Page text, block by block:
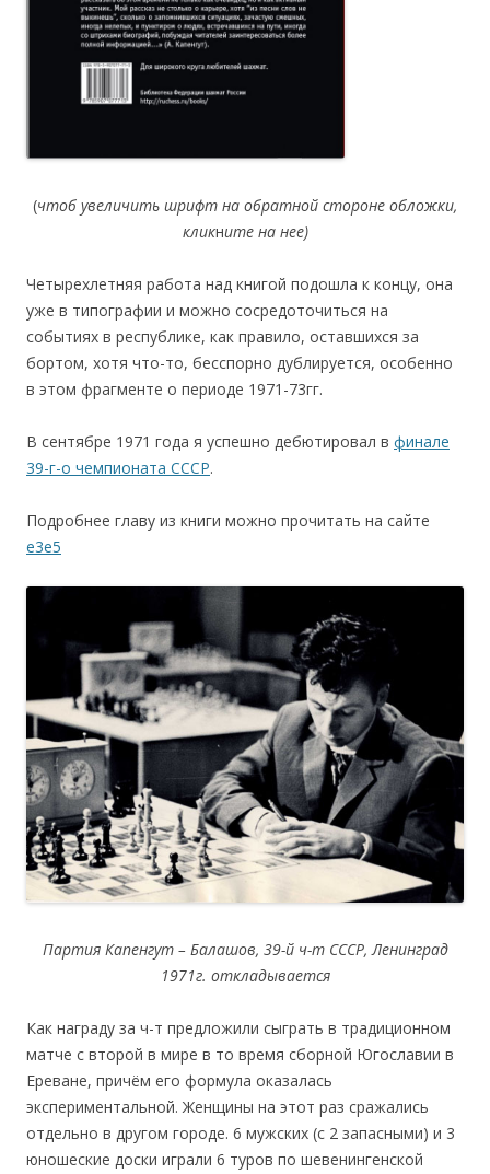
(чтоб увеличить шрифт на обратной стороне обложки,
кликните на нее)
Четырехлетняя работа над книгой подошла к концу, она
уже в типографии и можно сосредоточиться на
событиях в республике, как правило, оставшихся за
бортом, хотя что-то, бесспорно дублируется, особенно
в этом фрагменте о периоде 1971-73гг.
В сентябре 1971 года я успешно дебютировал в финале
39-г-о чемпионата СССР.
Подробнее главу из книги можно прочитать на сайте
e3e5
Партия Капенгут – Балашов, 39-й ч-т СССР, Ленинград
1971г. откладывается
Как награду за ч-т предложили сыграть в традиционном
матче с второй в мире в то время сборной Югославии в
Ереване, причём его формула оказалась
экспериментальной. Женщины на этот раз сражались
отдельно в другом городе. 6 мужских (с 2 запасными) и 3
юношеские доски играли 6 туров по шевенингенской